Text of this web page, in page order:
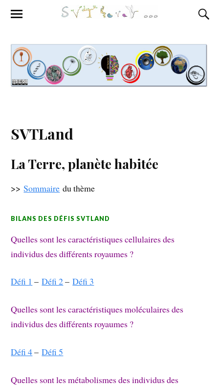
SVTLand
La Terre, planète habitée
>>Sommaire du thème
BILANS DES DÉFIS SVTLAND
Quelles sont les caractéristiques cellulaires des
individus des différents royaumes ?
Défi 1 –Défi 2–Défi 3
Quelles sont les caractéristiques moléculaires des
individus des différents royaumes ?
Défi 4–Défi 5
Quelles sont les métabolismes des individus des